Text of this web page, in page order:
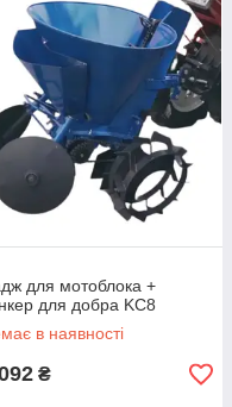
для мотоблока +
для добра KC8
в наявності
₴